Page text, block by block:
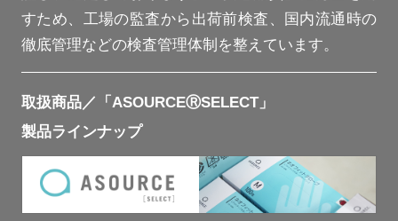
すため、工場の監査から出荷前検査、国内流通時の
徹底管理などの検査管理体制を整えています。
取扱商品／「ASOURCEⓇSELECT」
製品ラインナップ